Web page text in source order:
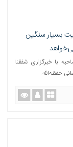
بسیار سنگین
با خبرگزاری شفقنا
حفظه‌الله.